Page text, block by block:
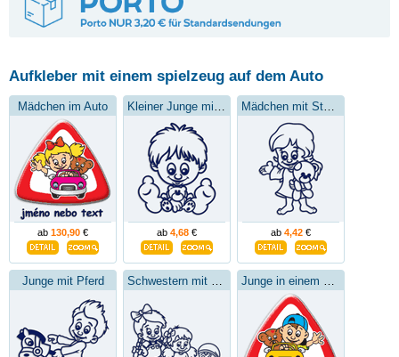
Aufkleber mit einem spielzeug auf dem Auto
Mädchen im Auto
ab 130,90 € ab 4,68 € ab 4,42 €
Junge mit Pferd